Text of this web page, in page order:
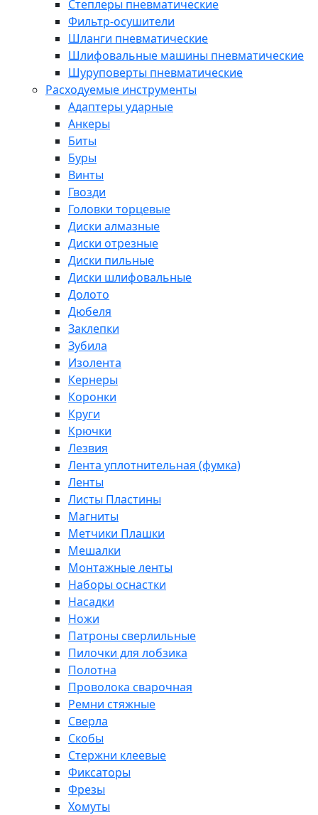
Степлеры пневматические
Фильтр-осушители
Шланги пневматические
Шлифовальные машины пневматические
Шуруповерты пневматические
Расходуемые инструменты
Адаптеры ударные
Анкеры
Биты
Буры
Винты
Гвозди
Головки торцевые
Диски алмазные
Диски отрезные
Диски пильные
Диски шлифовальные
Долото
Дюбеля
Заклепки
Зубила
Изолента
Кернеры
Коронки
Круги
Крючки
Лезвия
Лента уплотнительная (фумка)
Ленты
Листы Пластины
Магниты
Метчики Плашки
Мешалки
Монтажные ленты
Наборы оснастки
Насадки
Ножи
Патроны сверлильные
Пилочки для лобзика
Полотна
Проволока сварочная
Ремни стяжные
Сверла
Скобы
Стержни клеевые
Фиксаторы
Фрезы
Хомуты